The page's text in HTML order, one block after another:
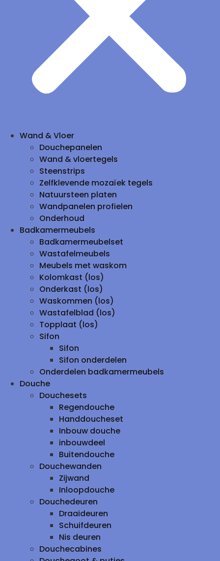
Wand & Vloer
Douchepanelen
Wand & vloertegels
Steenstrips
Zelfklevende mozaïek tegels
Natuursteen platen
Wandpanelen profielen
Onderhoud
Badkamermeubels
Badkamermeubelset
Wastafelmeubels
Meubels met waskom
Kolomkast (los)
Onderkast (los)
Waskommen (los)
Wastafelblad (los)
Topplaat (los)
Sifon
Sifon
Sifon onderdelen
Onderdelen badkamermeubels
Douche
Douchesets
Regendouche
Handdoucheset
Inbouw douche
inbouwdeel
Buitendouche
Douchewanden
Zijwand
Inloopdouche
Douchedeuren
Draaideuren
Schuifdeuren
Nis deuren
Douchecabines